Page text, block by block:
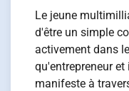
Le jeune
d'être un simple
activement dans
qu'entrepreneur
manifeste à